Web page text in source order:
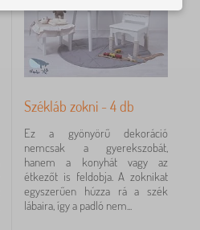
Székláb zokni - 4 db
Ez a gyönyörű dekoráció
nemcsak a gyerekszobát,
hanem a konyhát vagy az
étkezőt is feldobja. A zoknikat
egyszerűen húzza rá a szék
lábaira, így a padló nem...